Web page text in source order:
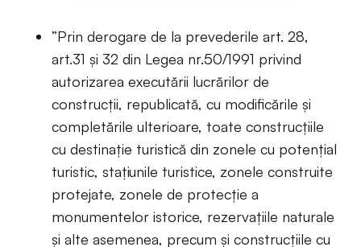
”Prin derogare de la prevederile art. 28,
art.31 şi 32 din Legea nr.50/1991 privind
autorizarea executării lucrărilor de
construcţii, republicată, cu modificările şi
completările ulterioare, toate construcţiile
cu destinaţie turistică din zonele cu potenţial
turistic, staţiunile turistice, zonele construite
protejate, zonele de protecţie a
monumentelor istorice, rezervaţiile naturale
şi alte asemenea, precum şi construcţiile cu